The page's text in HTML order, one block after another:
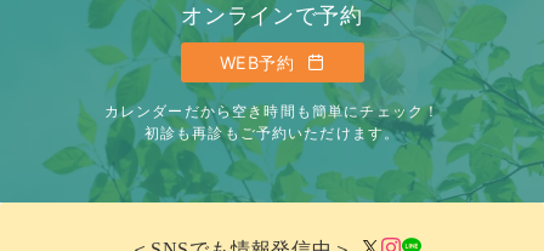
オンラインで予約
WEB予約
カレンダーだから空き時間も簡単にチェック！
初診も再診もご予約いただけます。